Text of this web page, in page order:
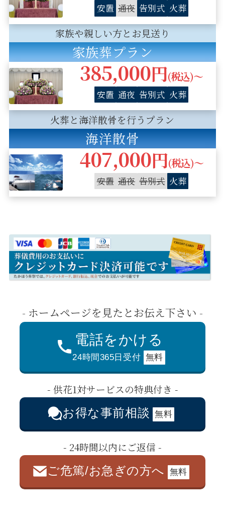
安置 通夜 告別式 火葬
家族や親しい方とお見送り
家族葬プラン
385,000円(税込)〜
安置 通夜 告別式 火葬
火葬と海洋散骨を行うプラン
海洋散骨
407,000円(税込)〜
安置 通夜 告別式 火葬
- ホームページを見たとお伝え下さい -
電話をかける
24時間365日受付 無料
- 供花1対サービスの特典付き -
お得な事前相談 無料
- 24時間以内にご返信 -
ご危篤/お急ぎの方へ 無料